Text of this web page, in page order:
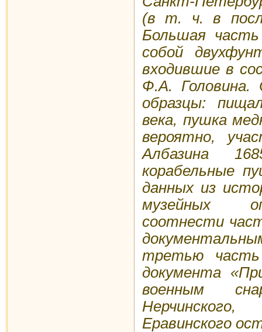
(в т. ч. в
Большая
собой
входившие в
Ф.А. Головина.
образцы:
века, пушка
вероятно,
Албазина
корабельные
данных из
музейных
соотнести
третью часть
документа
военным
Еравинского